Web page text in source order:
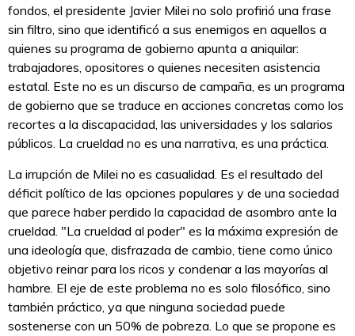
fondos, el presidente Javier Milei no solo profirió una frase
sin filtro, sino que identificó a sus enemigos en aquellos a
quienes su programa de gobierno apunta a aniquilar:
trabajadores, opositores o quienes necesiten asistencia
estatal. Este no es un discurso de campaña, es un programa
de gobierno que se traduce en acciones concretas como los
recortes a la discapacidad, las universidades y los salarios
públicos. La crueldad no es una narrativa, es una práctica.
La irrupción de Milei no es casualidad. Es el resultado del
déficit político de las opciones populares y de una sociedad
que parece haber perdido la capacidad de asombro ante la
crueldad. "La crueldad al poder" es la máxima expresión de
una ideología que, disfrazada de cambio, tiene como único
objetivo reinar para los ricos y condenar a las mayorías al
hambre. El eje de este problema no es solo filosófico, sino
también práctico, ya que ninguna sociedad puede
sostenerse con un 50% de pobreza. Lo que se propone es